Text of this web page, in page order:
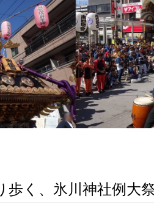
歩く、氷川神社例大